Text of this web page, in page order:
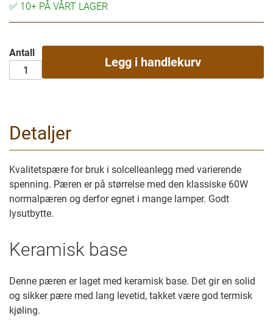
✅ 10+ PÅ VÅRT LAGER
Antall
Legg i handlekurv
Detaljer
Kvalitetspære for bruk i solcelleanlegg med varierende
spenning. Pæren er på størrelse med den klassiske 60W
normalpæren og derfor egnet i mange lamper. Godt
lysutbytte.
Keramisk base
Denne pæren er laget med keramisk base. Det gir en solid
og sikker pære med lang levetid, takket være god termisk
kjøling.